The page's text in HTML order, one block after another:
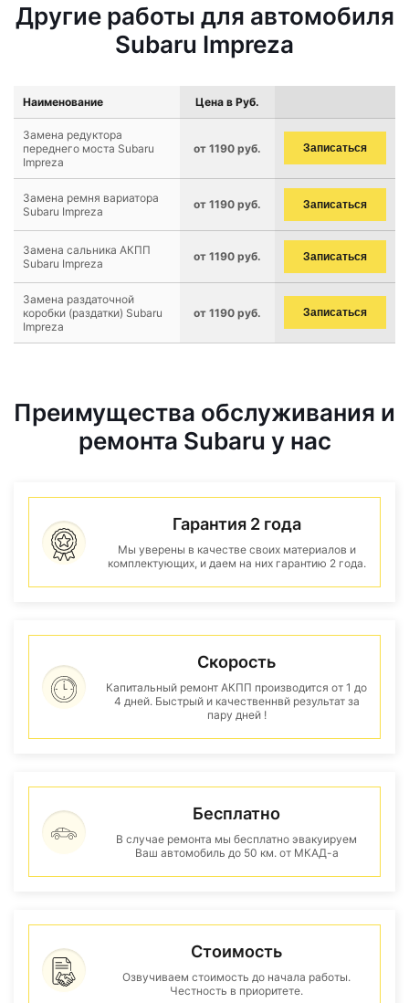
Другие работы для автомобиля
Subaru Impreza
Наименование Цена в Руб.
Замена редуктора
переднего моста Subaru
Impreza
от 1190 руб. Записаться
Замена ремня вариатора
Subaru Impreza
от 1190 руб. Записаться
Замена сальника АКПП
Subaru Impreza
от 1190 руб. Записаться
Замена раздаточной
коробки (раздатки) Subaru
Impreza
от 1190 руб. Записаться
Преимущества обслуживания и
ремонта Subaru у нас
Гарантия 2 года
Мы уверены в качестве своих материалов и
комплектующих, и даем на них гарантию 2 года.
Скорость
Капитальный ремонт АКПП производится от 1 до
4 дней. Быстрый и качественнвй результат за
пару дней !
Бесплатно
В случае ремонта мы бесплатно эвакуируем
Ваш автомобиль до 50 км. от МКАД-а
Стоимость
Озвучиваем стоимость до начала работы.
Честность в приоритете.